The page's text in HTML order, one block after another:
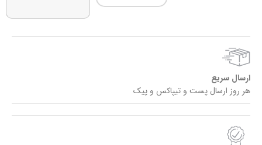
ارسال سریع
هر روز ارسال پست و تیپاکس و پیک